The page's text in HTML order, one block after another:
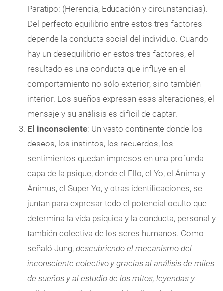
Paratipo: (Herencia, Educación y circunstancias).
Del perfecto equilibrio entre estos tres factores
depende la conducta social del individuo. Cuando
hay un desequilibrio en estos tres factores, el
resultado es una conducta que influye en el
comportamiento no sólo exterior, sino también
interior. Los sueños expresan esas alteraciones, el
mensaje y su análisis es difícil de captar.
El inconsciente: Un vasto continente donde los
deseos, los instintos, los recuerdos, los
sentimientos quedan impresos en una profunda
capa de la psique, donde el Ello, el Yo, el Ánima y
Ánimus, el Super Yo, y otras identificaciones, se
juntan para expresar todo el potencial oculto que
determina la vida psíquica y la conducta, personal y
también colectiva de los seres humanos. Como
señaló Jung, descubriendo el mecanismo del
inconsciente colectivo y gracias al análisis de miles
de sueños y al estudio de los mitos, leyendas y